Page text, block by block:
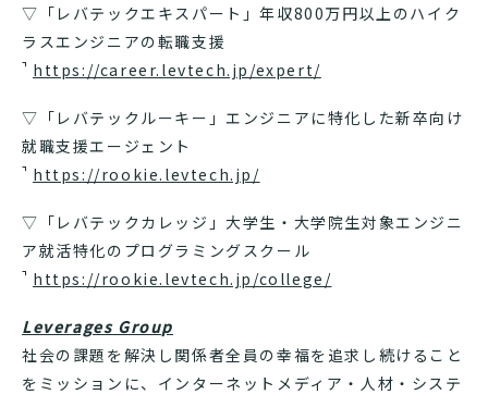
▽「レバテックエキスパート」年収800万円以上のハイク
ラスエンジニアの転職支援
https://career.levtech.jp/expert/
▽「レバテックルーキー」エンジニアに特化した新卒向け
就職支援エージェント
https://rookie.levtech.jp/
▽「レバテックカレッジ」大学生・大学院生対象エンジニ
ア就活特化のプログラミングスクール
https://rookie.levtech.jp/college/
Leverages Group
社会の課題を解決し関係者全員の幸福を追求し続けること
をミッションに、インターネットメディア・人材・システ